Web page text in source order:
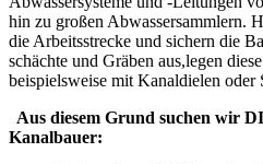
hin zu großen Abwassersammlern.
die Arbeitsstrecke und sichern die
schächte und Gräben aus,legen
beispielsweise mit Kanaldielen oder
Aus diesem Grund suchen wir
Kanalbauer: